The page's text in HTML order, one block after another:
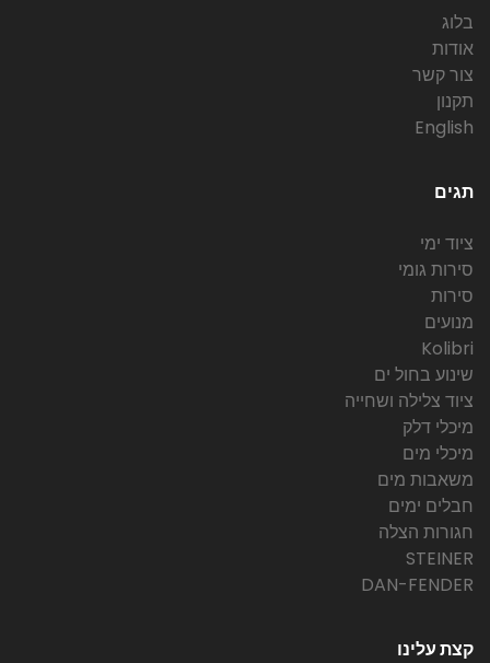
בלוג
אודות
צור קשר
תקנון
English
תגים
ציוד ימי
סירות גומי
סירות
מנועים
Kolibri
שינוע בחול ים
ציוד צלילה ושחייה
מיכלי דלק
מיכלי מים
משאבות מים
חבלים ימים
חגורות הצלה
STEINER
DAN-FENDER
קצת עלינו